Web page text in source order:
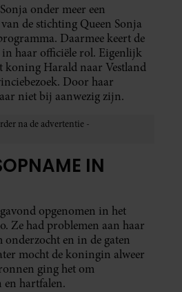
onder meer een
de stichting Queen Sonja
Daarmee keert de
haar officiële rol. Eigenlijk
koning Harald naar Vestland
Door haar
niet bij aanwezig zijn.
IN
opgenomen in het
Ze had problemen aan haar
en in de gaten
mocht de koningin alweer
ging het om
hartfalen.